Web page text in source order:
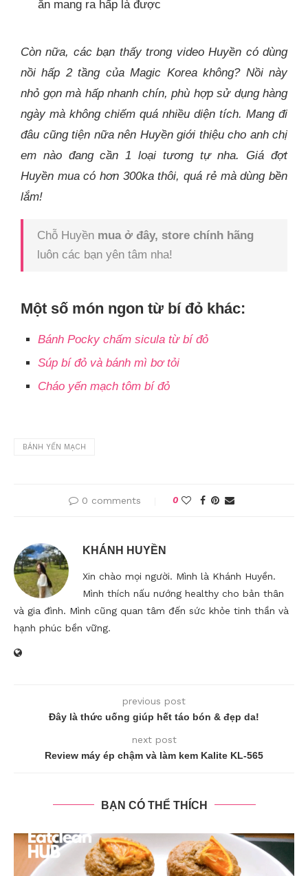
ăn mang ra hấp là được
Còn nữa, các bạn thấy trong video Huyền có dùng
nồi hấp 2 tầng của Magic Korea không? Nồi này
nhỏ gọn mà hấp nhanh chín, phù hợp sử dụng hàng
ngày mà không chiếm quá nhiều diện tích. Mang đi
đâu cũng tiện nữa nên Huyền giới thiệu cho anh chị
em nào đang cần 1 loại tương tự nha. Giá đợt
Huyền mua có hơn 300ka thôi, quá rẻ mà dùng bền
lắm!
Chỗ Huyền mua ở đây, store chính hãng
luôn các bạn yên tâm nha!
Một số món ngon từ bí đỏ khác:
Bánh Pocky chấm sicula từ bí đỏ
Súp bí đỏ và bánh mì bơ tỏi
Cháo yến mạch tôm bí đỏ
BÁNH YẾN MẠCH
0 comments 0
KHÁNH HUYỀN
Xin chào mọi người. Mình là Khánh Huyền.
Mình thích nấu nướng healthy cho bản thân
và gia đình. Mình cũng quan tâm đến sức khỏe tinh thần và
hạnh phúc bền vững.
previous post
Đây là thức uống giúp hết táo bón & đẹp da!
next post
Review máy ép chậm và làm kem Kalite KL-565
BẠN CÓ THỂ THÍCH